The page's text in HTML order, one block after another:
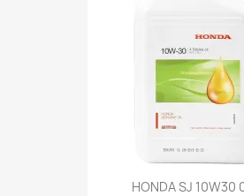
HONDA SJ 10W30